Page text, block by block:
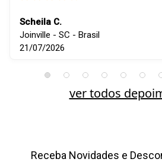
Scheila C.
Joinville - SC - Brasil
21/07/2026
ver todos
Receba Novidades e